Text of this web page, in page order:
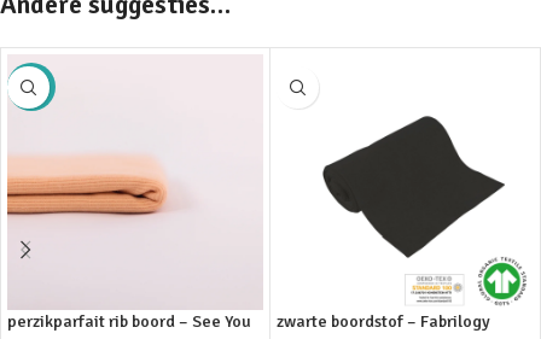
SALE
perzikparfait rib boord – See You
zwarte boordstof – Fabrilogy